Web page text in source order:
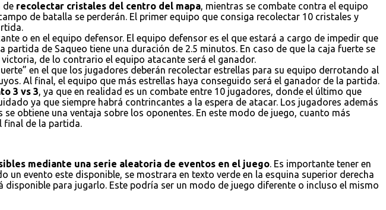
de recolectar cristales del centro del mapa, mientras se combate contra el equipo
de batalla se perderán. El primer equipo que consiga recolectar 10 cristales y
o en el equipo defensor. El equipo defensor es el que estará a cargo de impedir que
de Saqueo tiene una duración de 2.5 minutos. En caso de que la caja fuerte se
de lo contrario el equipo atacante será el ganador.
en el que los jugadores deberán recolectar estrellas para su equipo derrotando al
Al final, el equipo que más estrellas haya conseguido será el ganador de la partida.
3 vs 3, ya que en realidad es un combate entre 10 jugadores, donde el último que
ya que siempre habrá contrincantes a la espera de atacar. Los jugadores además
obtiene una ventaja sobre los oponentes. En este modo de juego, cuanto más
final de la partida.
mediante una serie aleatoria de eventos en el juego. Es importante tener en
evento este disponible, se mostrara en texto verde en la esquina superior derecha
para jugarlo. Este podría ser un modo de juego diferente o incluso el mismo